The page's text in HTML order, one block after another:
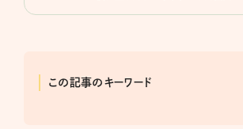
この記事のキーワード